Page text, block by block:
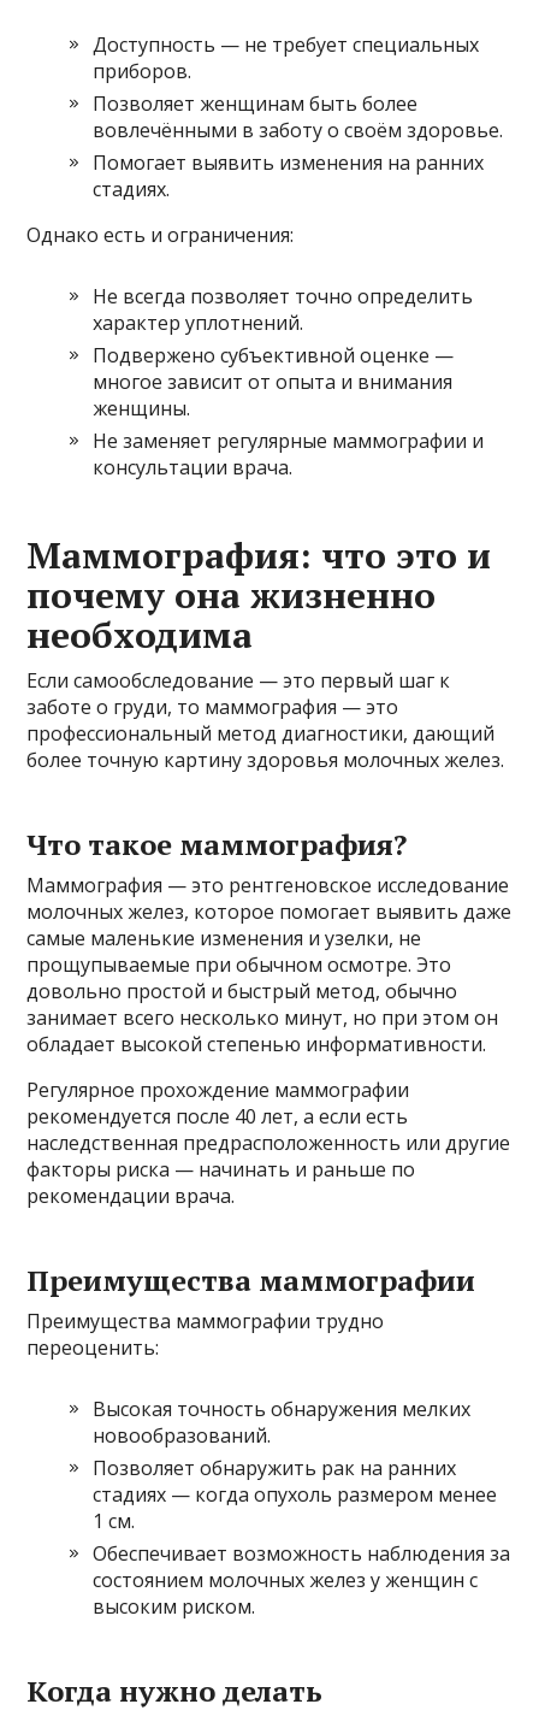
Доступность — не требует специальных
приборов.
Позволяет женщинам быть более
вовлечёнными в заботу о своём здоровье.
Помогает выявить изменения на ранних
стадиях.
Однако есть и ограничения:
Не всегда позволяет точно определить
характер уплотнений.
Подвержено субъективной оценке —
многое зависит от опыта и внимания
женщины.
Не заменяет регулярные маммографии и
консультации врача.
Маммография: что это и
почему она жизненно
необходима
Если самообследование — это первый шаг к
заботе о груди, то маммография — это
профессиональный метод диагностики, дающий
более точную картину здоровья молочных желез.
Что такое маммография?
Маммография — это рентгеновское исследование
молочных желез, которое помогает выявить даже
самые маленькие изменения и узелки, не
прощупываемые при обычном осмотре. Это
довольно простой и быстрый метод, обычно
занимает всего несколько минут, но при этом он
обладает высокой степенью информативности.
Регулярное прохождение маммографии
рекомендуется после 40 лет, а если есть
наследственная предрасположенность или другие
факторы риска — начинать и раньше по
рекомендации врача.
Преимущества маммографии
Преимущества маммографии трудно
переоценить:
Высокая точность обнаружения мелких
новообразований.
Позволяет обнаружить рак на ранних
стадиях — когда опухоль размером менее
1 см.
Обеспечивает возможность наблюдения за
состоянием молочных желез у женщин с
высоким риском.
Когда нужно делать